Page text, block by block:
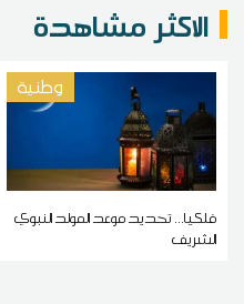
الاكثر مشاهدة
وطنية
فلكيا... تحديد موعد المولد النبوي
الشريف